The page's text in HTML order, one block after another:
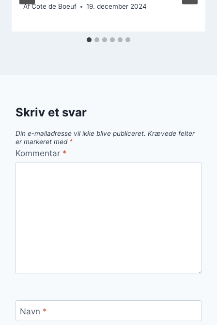
AfCote de Boeuf 19. december 2024
Skriv et svar
Din e-mailadresse vil ikke blive publiceret. Krævede felter
er markeret med *
Kommentar *
Navn *